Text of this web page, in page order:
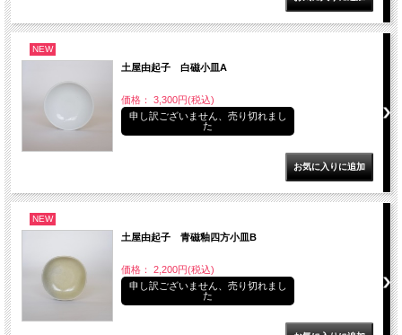
NEW
土屋由起子 白磁小皿A
価格： 3,300円(税込)
申し訳ございません、売り切れまし
た
NEW
土屋由起子 青磁釉四方小皿B
価格： 2,200円(税込)
申し訳ございません、売り切れまし
た